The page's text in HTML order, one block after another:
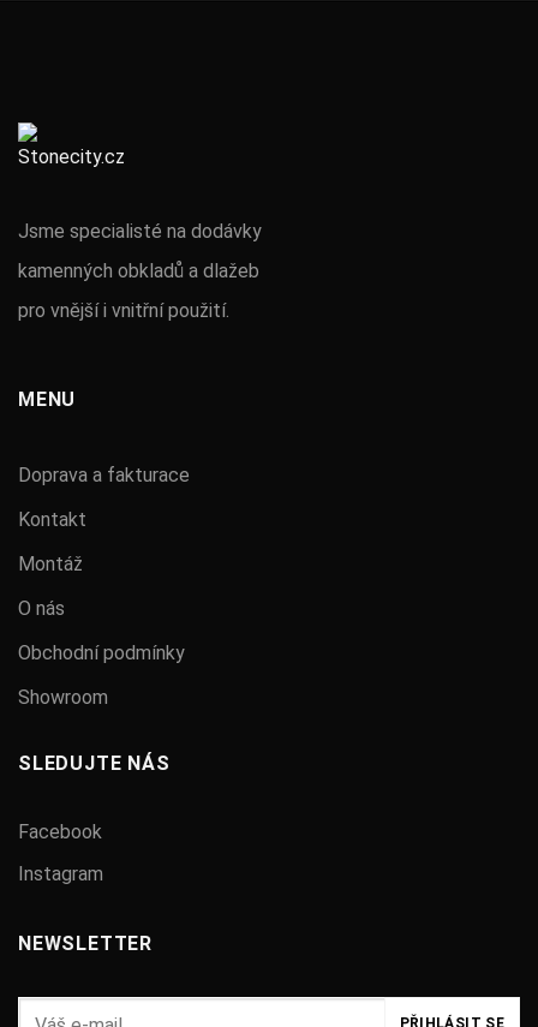
Jsme specialisté na dodávky
kamenných obkladů a dlažeb
pro vnější i vnitřní použití.
MENU
Doprava a fakturace
Kontakt
Montáž
O nás
Obchodní podmínky
Showroom
SLEDUJTE NÁS
Facebook
Instagram
NEWSLETTER